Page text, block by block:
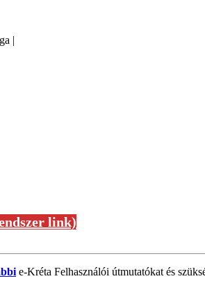
|
link)
e-Kréta Felhasználói útmutatókat és